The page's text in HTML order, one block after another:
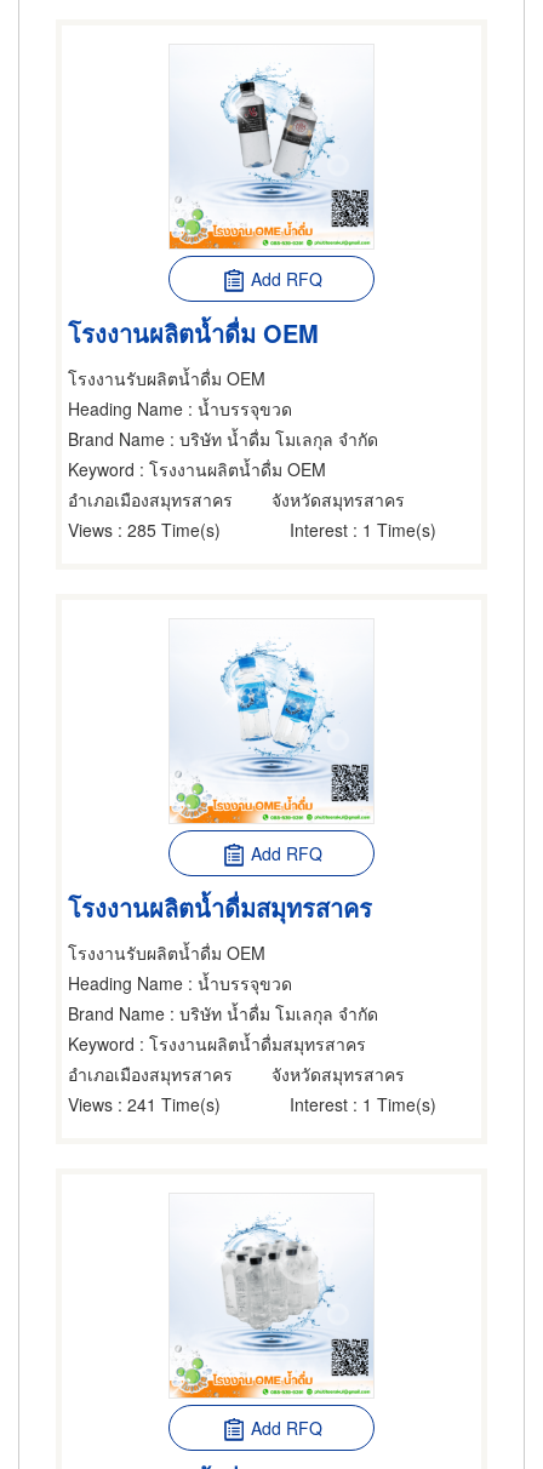
Add RFQ
โรงงานผลิตน้ำดื่ม OEM
โรงงานรับผลิตน้ำดื่ม OEM
Heading Name : น้ำบรรจุขวด
Brand Name : บริษัท น้ำดื่ม โมเลกุล จำกัด
Keyword : โรงงานผลิตน้ำดื่ม OEM
อำเภอเมืองสมุทรสาคร
จังหวัดสมุทรสาคร
Views : 285 Time(s) Interest : 1 Time(s)
Add RFQ
โรงงานผลิตน้ำดื่มสมุทรสาคร
โรงงานรับผลิตน้ำดื่ม OEM
Heading Name : น้ำบรรจุขวด
Brand Name : บริษัท น้ำดื่ม โมเลกุล จำกัด
Keyword : โรงงานผลิตน้ำดื่มสมุทรสาคร
อำเภอเมืองสมุทรสาคร
จังหวัดสมุทรสาคร
Views : 241 Time(s) Interest : 1 Time(s)
Add RFQ